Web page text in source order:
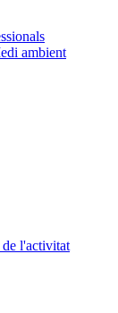
ambient
l'activitat